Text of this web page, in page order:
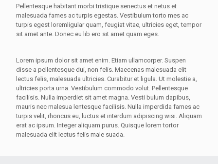
Pellentesque habitant morbi tristique senectus et netus et
malesuada fames ac turpis egestas. Vestibulum torto mes ac
turpis egest loremligular quam, feugiat vitae, ultricies eget, tempor
sit amet ante. Donec eu lib ero sit amet quam eges.
Lorem ipsum dolor sit amet enim. Etiam ullamcorper. Suspen
disse a pellentesque dui, non felis. Maecenas malesuada elit
lectus felis, malesuada ultricies. Curabitur et ligula. Ut molestie a,
ultricies porta urna. Vestibulum commodo volut. Pellentesque
facilisis. Nulla imperdiet sit amet magna. Vesti bulum dapibus,
mauris nec malesua lentesque facilisis. Nulla imperdida fames ac
turpis velit, rhoncus eu, luctus et interdum adipiscing wisi. Aliquam
erat ac ipsum. Integer aliquam purus. Quisque lorem tortor
malesuada elit lectus felis male suada.